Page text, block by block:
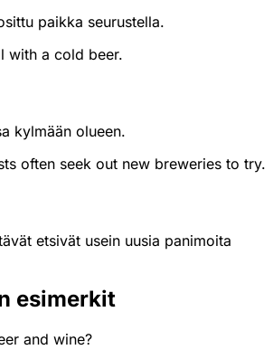
paikka seurustella.
with a cold beer.
kylmään olueen.
often seek out new breweries to try.
etsivät usein uusia panimoita
esimerkit
and wine?